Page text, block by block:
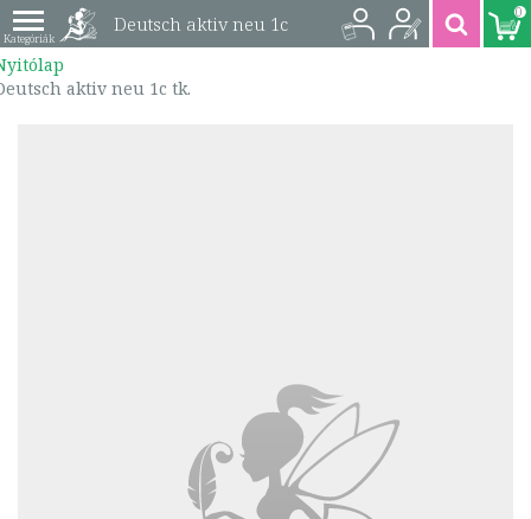
Deutsch aktiv neu 1c
0
aktiv neu 1c tk.